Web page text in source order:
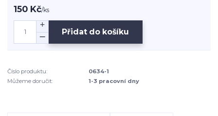
150 Kč/ks
Přidat do košíku
Číslo produktu:
0634-1
Můžeme doručit:
1-3 pracovní dny